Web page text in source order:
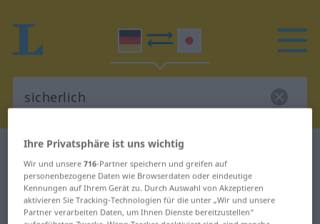
Deutsch-Japanisch Wörterbuch
Deutsch-Japanisch Übersetzung
für "sicherlich"
Ihre Privatsphäre ist uns wichtig
Wir und unsere716-Partner speichern und greifen auf
personenbezogene Daten wie Browserdaten oder eindeutige
Kennungen auf Ihrem Gerät zu. Durch Auswahl von Akzeptieren
aktivieren Sie Tracking-Technologien für die unter „Wir und unsere
Partner verarbeiten Daten, um Ihnen Dienste bereitzustellen“